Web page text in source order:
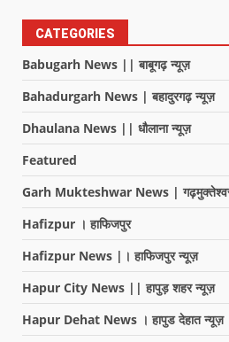
CATEGORIES
Babugarh News || बाबूगढ़ न्यूज़
Bahadurgarh News | बहादुरगढ़ न्यूज़
Dhaulana News || धौलाना न्यूज़
Featured
Garh Mukteshwar News |
Hafizpur । हाफिजपुर
Hafizpur News |। हाफिजपुर न्यूज़
Hapur City News || हापुड़ शहर न्यूज़
Hapur Dehat News । हापुड देहात न्यूज़